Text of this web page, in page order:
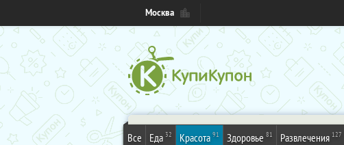
Москва
Все Еда 32 Красота 91 Здоровье 81 Развлечения 127